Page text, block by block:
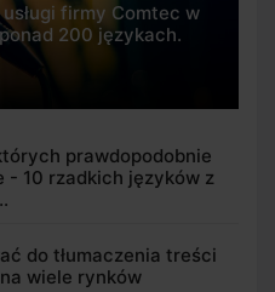
firmy Comtec w
200 językach.
prawdopodobnie
- 10 rzadkich języków z
do tłumaczenia treści
wiele rynków